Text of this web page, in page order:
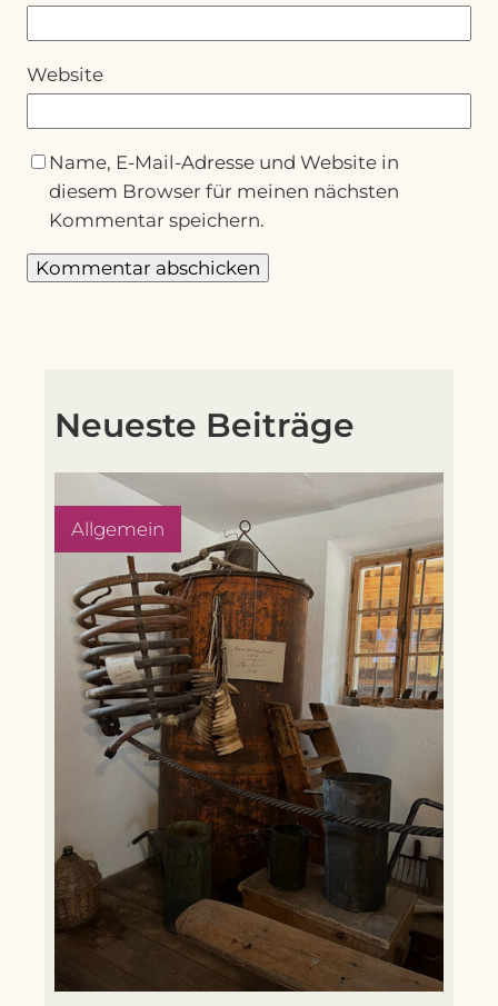
Website
Name, E-Mail-Adresse und Website in
diesem Browser für meinen nächsten
Kommentar speichern.
Neueste Beiträge
Allgemein